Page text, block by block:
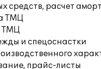
средств, расчет
ТМЦ
ТМЦ
и спецоснастки
прайс-листы